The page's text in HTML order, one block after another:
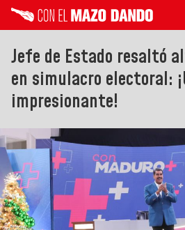
Jefe de Estado resaltó
en simulacro electoral:
impresionante!